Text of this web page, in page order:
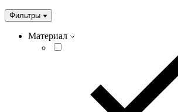
Фильтры
Материал